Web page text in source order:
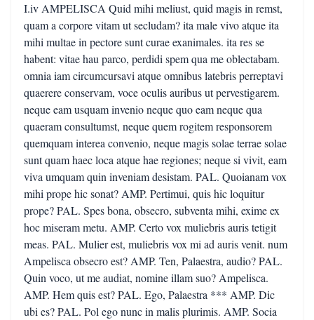
I.iv AMPELISCA Quid mihi meliust, quid magis in remst,
quam a corpore vitam ut secludam? ita male vivo atque ita
mihi multae in pectore sunt curae exanimales. ita res se
habent: vitae hau parco, perdidi spem qua me oblectabam.
omnia iam circumcursavi atque omnibus latebris perreptavi
quaerere conservam, voce oculis auribus ut pervestigarem.
neque eam usquam invenio neque quo eam neque qua
quaeram consultumst, neque quem rogitem responsorem
quemquam interea convenio, neque magis solae terrae solae
sunt quam haec loca atque hae regiones; neque si vivit, eam
viva umquam quin inveniam desistam. PAL. Quoianam vox
mihi prope hic sonat? AMP. Pertimui, quis hic loquitur
prope? PAL. Spes bona, obsecro, subventa mihi, exime ex
hoc miseram metu. AMP. Certo vox muliebris auris tetigit
meas. PAL. Mulier est, muliebris vox mi ad auris venit. num
Ampelisca obsecro est? AMP. Ten, Palaestra, audio? PAL.
Quin voco, ut me audiat, nomine illam suo? Ampelisca.
AMP. Hem quis est? PAL. Ego, Palaestra *** AMP. Dic
ubi es? PAL. Pol ego nunc in malis plurimis. AMP. Socia